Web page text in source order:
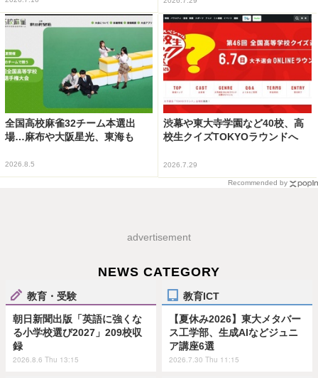
全国高校麻雀32チーム本選出
場…麻布や大阪星光、東海も
2026.8.5
渋幕や東大寺学園など40校、高
校生クイズTOKYOラウンドへ
2026.7.29
Recommended by
advertisement
NEWS CATEGORY
教育・受験
朝日新聞出版「英語に強くな
る小学校選び2027」209校収
録
2026.8.6 Thu 13:15
教育ICT
【夏休み2026】東大メタバー
ス工学部、生成AIなどジュニ
ア講座6選
2026.7.30 Thu 11:15